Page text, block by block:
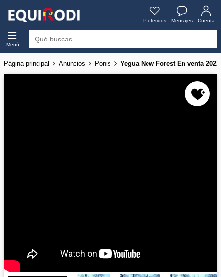
Preferidos Mensajes Cuenta
Menú
Página principal Anuncios Ponis Yegua New Forest En venta